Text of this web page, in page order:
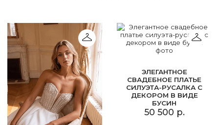
ЭЛЕГАНТНОЕ
СВАДЕБНОЕ ПЛАТЬЕ
СИЛУЭТА-РУСАЛКА С
ДЕКОРОМ В ВИДЕ
БУСИН
50 500 р.